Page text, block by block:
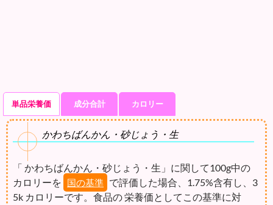
単品栄養価 成分合計 カロリー
かわちばんかん・砂じょう・生
「 かわちばんかん・砂じょう・生」に関して100g中の
カロリーを
国の基準 で評価した場合、1.75%含有し、3
5k カロリーです。食品の 栄養価としてこの基準に対